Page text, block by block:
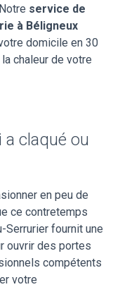
service de
à Béligneux
domicile en 30
chaleur de votre
a claqué ou
en peu de
ce contretemps
Serrurier fournit une
ouvrir des portes
compétents
votre